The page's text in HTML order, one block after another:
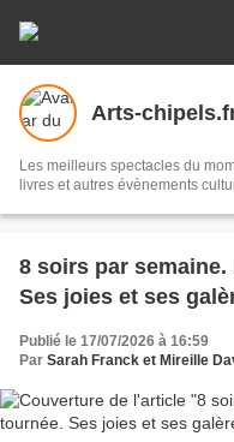
Arts-
Les meilleurs spectacles du
livres et autres évènements
8 soirs par semaine.
Ses joies et ses
Publié le 17/07/2026 à 16:59
Par Sarah Franck et Mireille